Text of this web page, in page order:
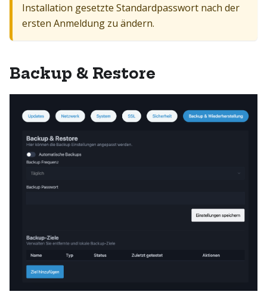
Installation gesetzte Standardpasswort nach der
ersten Anmeldung zu ändern.
Backup & Restore